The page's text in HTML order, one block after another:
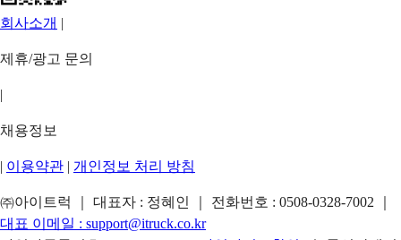
회사소개 |
제휴/광고 문의
|
채용정보
| 이용약관 | 개인정보 처리 방침
㈜아이트럭 ｜ 대표자 : 정혜인 ｜ 전화번호 : 0508-0328-7002
대표 이메일 : support@itruck.co.kr